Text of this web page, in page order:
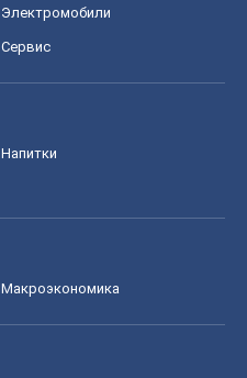
Электромобили
Сервис
Напитки
Mакроэкономика